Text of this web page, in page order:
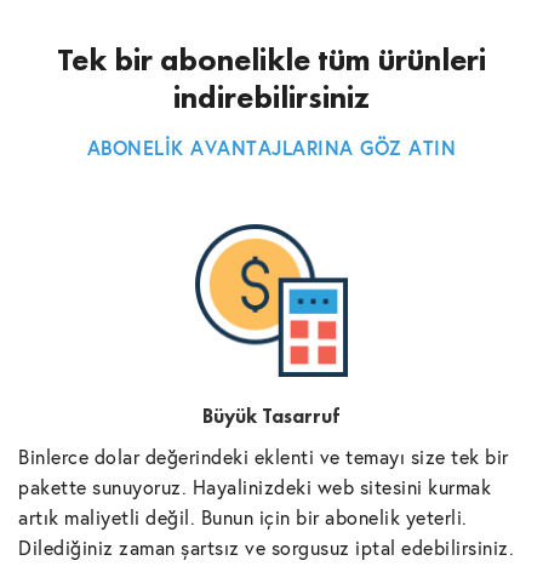
Tek bir abonelikle tüm ürünleri
indirebilirsiniz
ABONELİK AVANTAJLARINA GÖZ ATIN
Büyük Tasarruf
Binlerce dolar değerindeki eklenti ve temayı size tek bir
pakette sunuyoruz. Hayalinizdeki web sitesini kurmak
artık maliyetli değil. Bunun için bir abonelik yeterli.
Dilediğiniz zaman şartsız ve sorgusuz iptal edebilirsiniz.